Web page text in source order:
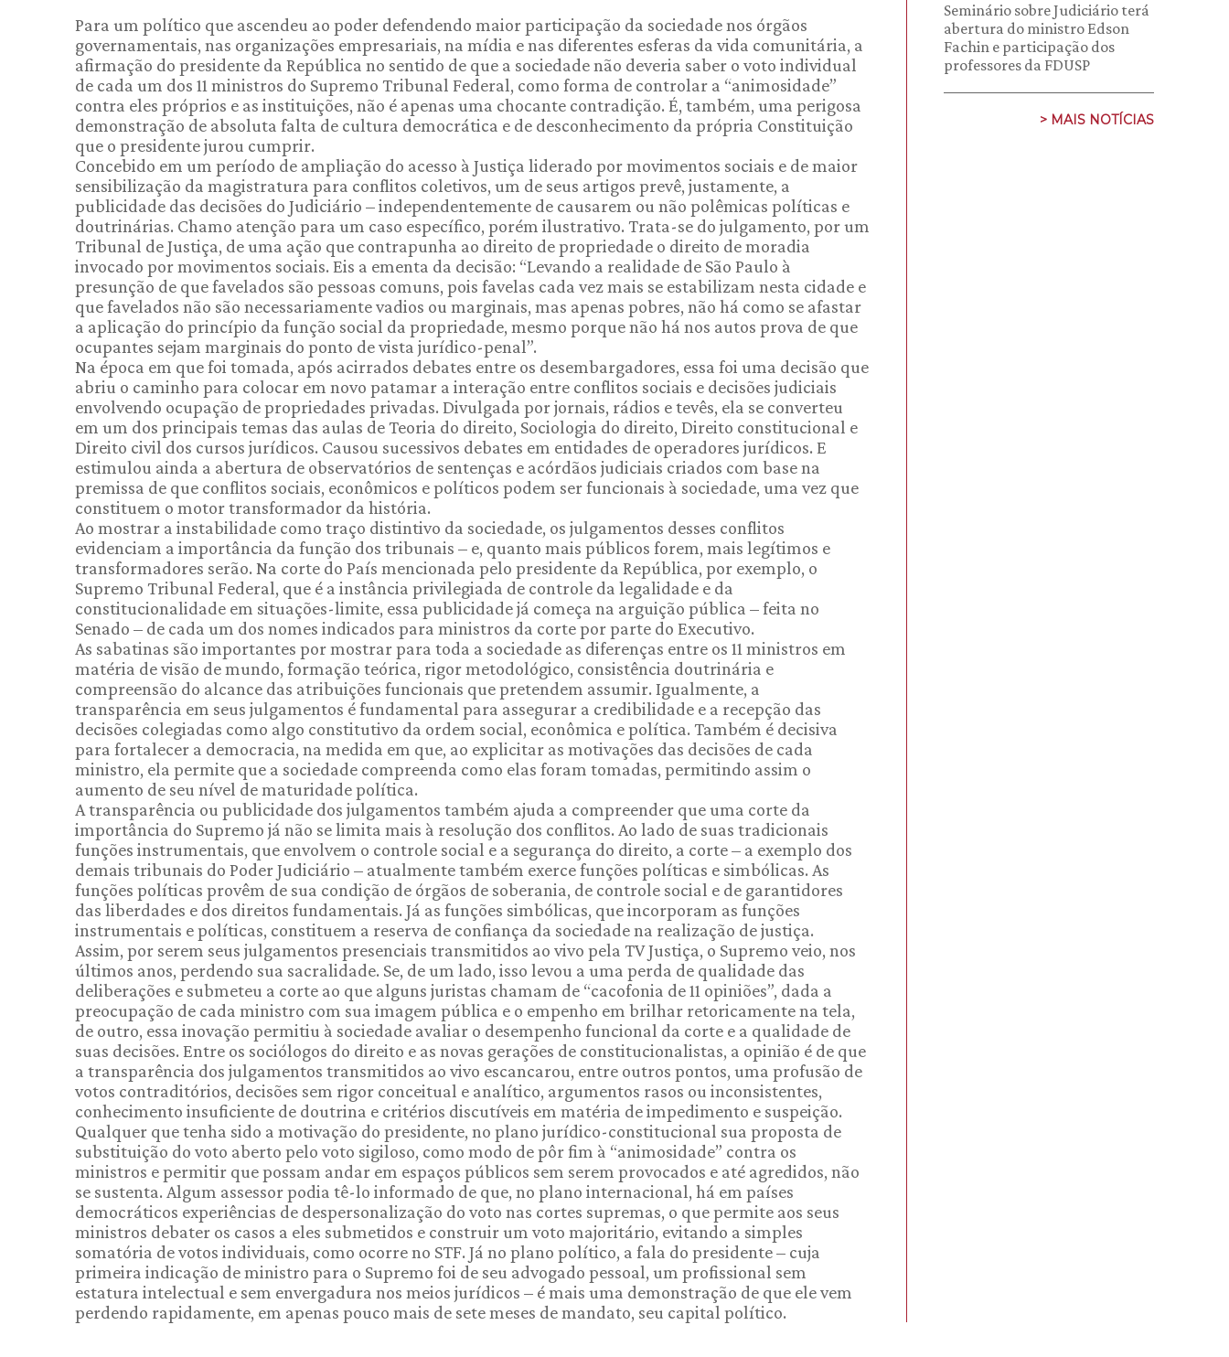
Para um político que ascendeu ao poder defendendo maior participação da sociedade nos órgãos
governamentais, nas organizações empresariais, na mídia e nas diferentes esferas da vida comunitária, a
afirmação do presidente da República no sentido de que a sociedade não deveria saber o voto individual
de cada um dos 11 ministros do Supremo Tribunal Federal, como forma de controlar a “animosidade”
contra eles próprios e as instituições, não é apenas uma chocante contradição. É, também, uma perigosa
demonstração de absoluta falta de cultura democrática e de desconhecimento da própria Constituição
que o presidente jurou cumprir.
Concebido em um período de ampliação do acesso à Justiça liderado por movimentos sociais e de maior
sensibilização da magistratura para conflitos coletivos, um de seus artigos prevê, justamente, a
publicidade das decisões do Judiciário – independentemente de causarem ou não polêmicas políticas e
doutrinárias. Chamo atenção para um caso específico, porém ilustrativo. Trata-se do julgamento, por um
Tribunal de Justiça, de uma ação que contrapunha ao direito de propriedade o direito de moradia
invocado por movimentos sociais. Eis a ementa da decisão: “Levando a realidade de São Paulo à
presunção de que favelados são pessoas comuns, pois favelas cada vez mais se estabilizam nesta cidade e
que favelados não são necessariamente vadios ou marginais, mas apenas pobres, não há como se afastar
a aplicação do princípio da função social da propriedade, mesmo porque não há nos autos prova de que
ocupantes sejam marginais do ponto de vista jurídico-penal”.
Na época em que foi tomada, após acirrados debates entre os desembargadores, essa foi uma decisão que
abriu o caminho para colocar em novo patamar a interação entre conflitos sociais e decisões judiciais
envolvendo ocupação de propriedades privadas. Divulgada por jornais, rádios e tevês, ela se converteu
em um dos principais temas das aulas de Teoria do direito, Sociologia do direito, Direito constitucional e
Direito civil dos cursos jurídicos. Causou sucessivos debates em entidades de operadores jurídicos. E
estimulou ainda a abertura de observatórios de sentenças e acórdãos judiciais criados com base na
premissa de que conflitos sociais, econômicos e políticos podem ser funcionais à sociedade, uma vez que
constituem o motor transformador da história.
Ao mostrar a instabilidade como traço distintivo da sociedade, os julgamentos desses conflitos
evidenciam a importância da função dos tribunais – e, quanto mais públicos forem, mais legítimos e
transformadores serão. Na corte do País mencionada pelo presidente da República, por exemplo, o
Supremo Tribunal Federal, que é a instância privilegiada de controle da legalidade e da
constitucionalidade em situações-limite, essa publicidade já começa na arguição pública – feita no
Senado – de cada um dos nomes indicados para ministros da corte por parte do Executivo.
As sabatinas são importantes por mostrar para toda a sociedade as diferenças entre os 11 ministros em
matéria de visão de mundo, formação teórica, rigor metodológico, consistência doutrinária e
compreensão do alcance das atribuições funcionais que pretendem assumir. Igualmente, a
transparência em seus julgamentos é fundamental para assegurar a credibilidade e a recepção das
decisões colegiadas como algo constitutivo da ordem social, econômica e política. Também é decisiva
para fortalecer a democracia, na medida em que, ao explicitar as motivações das decisões de cada
ministro, ela permite que a sociedade compreenda como elas foram tomadas, permitindo assim o
aumento de seu nível de maturidade política.
A transparência ou publicidade dos julgamentos também ajuda a compreender que uma corte da
importância do Supremo já não se limita mais à resolução dos conflitos. Ao lado de suas tradicionais
funções instrumentais, que envolvem o controle social e a segurança do direito, a corte – a exemplo dos
demais tribunais do Poder Judiciário – atualmente também exerce funções políticas e simbólicas. As
funções políticas provêm de sua condição de órgãos de soberania, de controle social e de garantidores
das liberdades e dos direitos fundamentais. Já as funções simbólicas, que incorporam as funções
instrumentais e políticas, constituem a reserva de confiança da sociedade na realização de justiça.
Assim, por serem seus julgamentos presenciais transmitidos ao vivo pela TV Justiça, o Supremo veio, nos
últimos anos, perdendo sua sacralidade. Se, de um lado, isso levou a uma perda de qualidade das
deliberações e submeteu a corte ao que alguns juristas chamam de “cacofonia de 11 opiniões”, dada a
preocupação de cada ministro com sua imagem pública e o empenho em brilhar retoricamente na tela,
de outro, essa inovação permitiu à sociedade avaliar o desempenho funcional da corte e a qualidade de
suas decisões. Entre os sociólogos do direito e as novas gerações de constitucionalistas, a opinião é de que
a transparência dos julgamentos transmitidos ao vivo escancarou, entre outros pontos, uma profusão de
votos contraditórios, decisões sem rigor conceitual e analítico, argumentos rasos ou inconsistentes,
conhecimento insuficiente de doutrina e critérios discutíveis em matéria de impedimento e suspeição.
Qualquer que tenha sido a motivação do presidente, no plano jurídico-constitucional sua proposta de
substituição do voto aberto pelo voto sigiloso, como modo de pôr fim à “animosidade” contra os
ministros e permitir que possam andar em espaços públicos sem serem provocados e até agredidos, não
se sustenta. Algum assessor podia tê-lo informado de que, no plano internacional, há em países
democráticos experiências de despersonalização do voto nas cortes supremas, o que permite aos seus
ministros debater os casos a eles submetidos e construir um voto majoritário, evitando a simples
somatória de votos individuais, como ocorre no STF. Já no plano político, a fala do presidente – cuja
primeira indicação de ministro para o Supremo foi de seu advogado pessoal, um profissional sem
estatura intelectual e sem envergadura nos meios jurídicos – é mais uma demonstração de que ele vem
perdendo rapidamente, em apenas pouco mais de sete meses de mandato, seu capital político.
Seminário sobre Judiciário terá
abertura do ministro Edson
Fachin e participação dos
professores da FDUSP
> MAIS NOTÍCIAS